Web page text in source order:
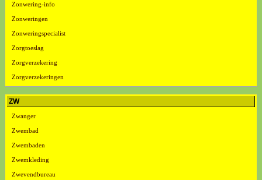
Zonwering-info
Zonweringen
Zonweringspecialist
Zorgtoeslag
Zorgverzekering
Zorgverzekeringen
ZW
Zwanger
Zwembad
Zwembaden
Zwemkleding
Zwevendbureau